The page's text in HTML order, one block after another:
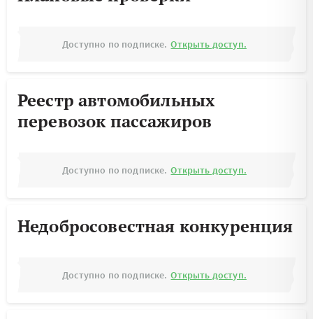
Доступно по подписке. Открыть доступ.
Реестр автомобильных
перевозок пассажиров
Доступно по подписке. Открыть доступ.
Недобросовестная конкуренция
Доступно по подписке. Открыть доступ.